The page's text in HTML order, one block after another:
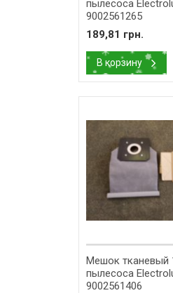
пылесоса
9002561265
189,81 грн.
В корзину
Мешок тканевый
пылесоса
9002561406